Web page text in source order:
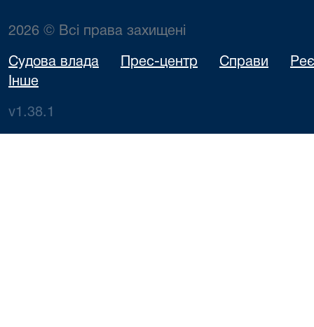
2026 © Всі права захищені
Судова влада Прес-центр Справи
Інше
v1.38.1